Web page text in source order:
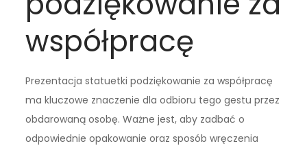
współpracę
Prezentacja statuetki podziękowanie za współpracę
ma kluczowe znaczenie dla odbioru tego gestu przez
obdarowaną osobę. Ważne jest, aby zadbać o
odpowiednie opakowanie oraz sposób wręczenia